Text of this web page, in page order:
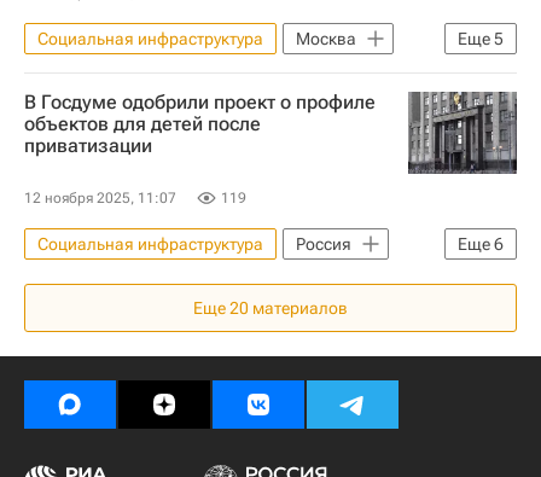
Еще5
Социальная инфраструктура
Москва
Сергей Собянин
Школы
Инфраструктура
Реконструкция
Строительство
В Госдуме одобрили проект о профиле
объектов для детей после
приватизации
12 ноября 2025, 11:07 119
Еще6
Социальная инфраструктура
Россия
Сергей Гаврилов
Андрей Кутепов
Законодательство
Инфраструктура
Приватизация
Еще20 материалов